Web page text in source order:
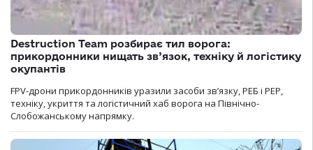
Destruction Team розбирає тил ворога:
прикордонники нищать зв’язок, техніку й логістику
окупантів
FPV-дрони прикордонників уразили засоби зв’язку, РЕБ і РЕР,
техніку, укриття та логістичний хаб ворога на Північно-
Слобожанському напрямку.